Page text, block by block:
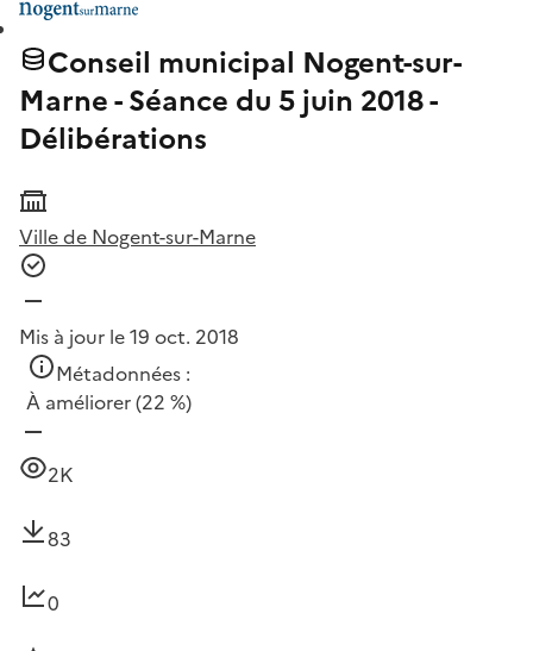
Conseil municipal Nogent-sur-
Marne - Séance du 5 juin 2018 -
Délibérations
Ville de Nogent-sur-Marne
Mis à jour le 19 oct. 2018
Métadonnées :
À améliorer(22 %)
2K
83
0